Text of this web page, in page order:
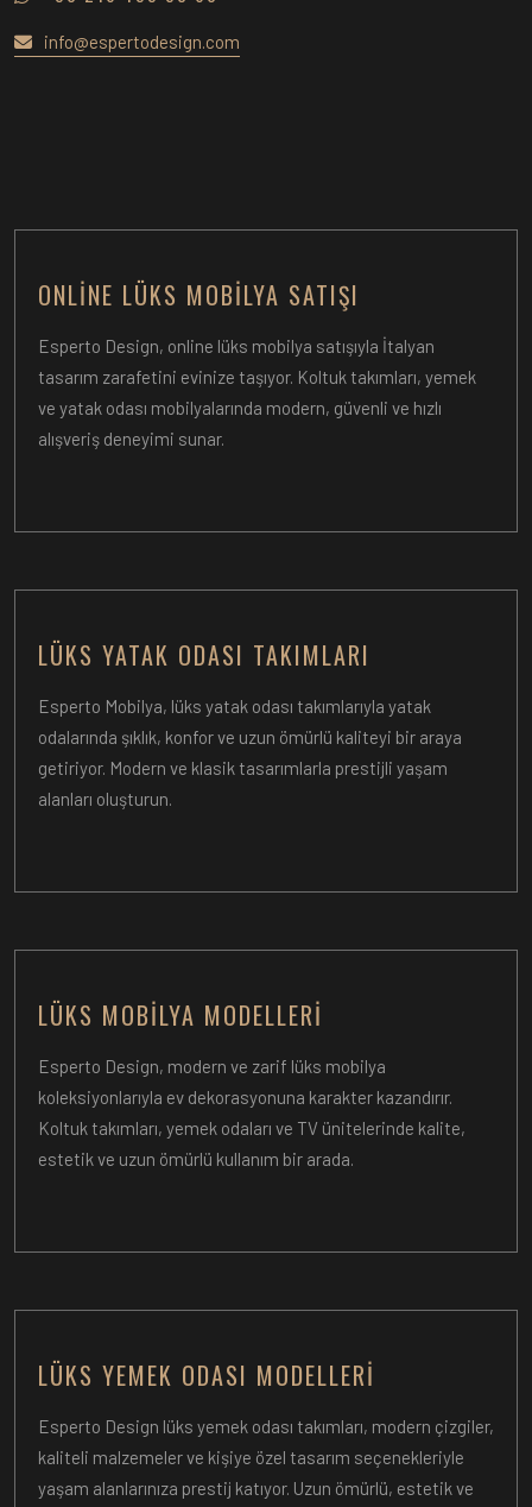
info@espertodesign.com
ONLINE LÜKS MOBILYA SATIŞI
Esperto Design, online lüks mobilya satışıyla İtalyan
tasarım zarafetini evinize taşıyor. Koltuk takımları, yemek
ve yatak odası mobilyalarında modern, güvenli ve hızlı
alışveriş deneyimi sunar.
LÜKS YATAK ODASI TAKIMLARI
Esperto Mobilya, lüks yatak odası takımlarıyla yatak
odalarında şıklık, konfor ve uzun ömürlü kaliteyi bir araya
getiriyor. Modern ve klasik tasarımlarla prestijli yaşam
alanları oluşturun.
LÜKS MOBILYA MODELLERI
Esperto Design, modern ve zarif lüks mobilya
koleksiyonlarıyla ev dekorasyonuna karakter kazandırır.
Koltuk takımları, yemek odaları ve TV ünitelerinde kalite,
estetik ve uzun ömürlü kullanım bir arada.
LÜKS YEMEK ODASI MODELLERI
Esperto Design lüks yemek odası takımları, modern çizgiler,
kaliteli malzemeler ve kişiye özel tasarım seçenekleriyle
yaşam alanlarınıza prestij katıyor. Uzun ömürlü, estetik ve